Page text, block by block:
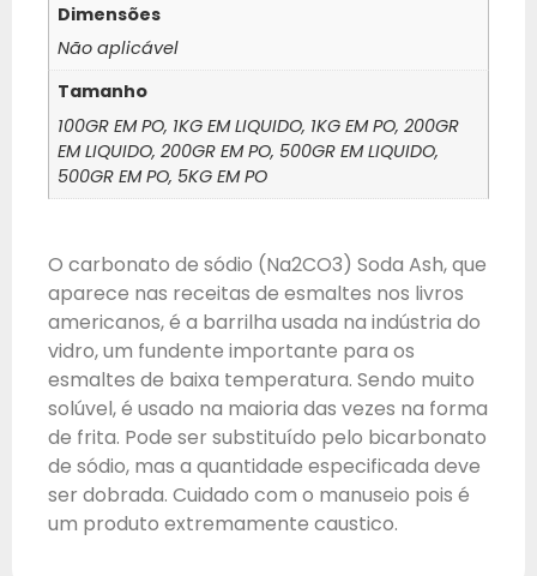
Dimensões
Não aplicável
Tamanho
100GR EM PO, 1KG EM LIQUIDO, 1KG EM PO, 200GR
EM LIQUIDO, 200GR EM PO, 500GR EM LIQUIDO,
500GR EM PO, 5KG EM PO
O carbonato de sódio (Na2CO3) Soda Ash, que
aparece nas receitas de esmaltes nos livros
americanos, é a barrilha usada na indústria do
vidro, um fundente importante para os
esmaltes de baixa temperatura. Sendo muito
solúvel, é usado na maioria das vezes na forma
de frita. Pode ser substituído pelo bicarbonato
de sódio, mas a quantidade especificada deve
ser dobrada. Cuidado com o manuseio pois é
um produto extremamente caustico.